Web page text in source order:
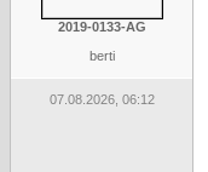
2019-0133-AG
berti
07.08.2026, 06:12